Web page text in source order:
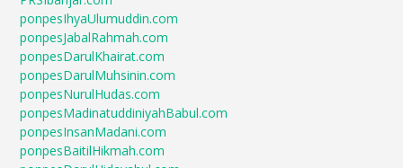
ponpesIhyaUlumuddin.com
ponpesJabalRahmah.com
ponpesDarulKhairat.com
ponpesDarulMuhsinin.com
ponpesNurulHudas.com
ponpesMadinatuddiniyahBabul.com
ponpesInsanMadani.com
ponpesBaitilHikmah.com